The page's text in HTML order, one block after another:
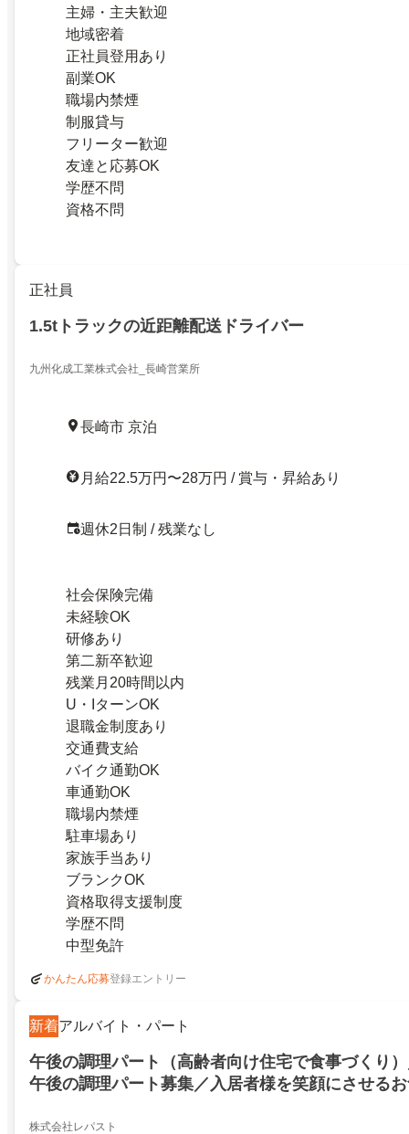
主婦・主夫歓迎
地域密着
正社員登用あり
副業OK
職場内禁煙
制服貸与
フリーター歓迎
友達と応募OK
学歴不問
資格不問
正社員
1.5tトラックの近距離配送ドライバー
九州化成工業株式会社_長崎営業所
長崎市 京泊
月給22.5万円〜28万円 / 賞与・昇給あり
週休2日制 / 残業なし
社会保険完備
未経験OK
研修あり
第二新卒歓迎
残業月20時間以内
U・IターンOK
退職金制度あり
交通費支給
バイク通勤OK
車通勤OK
職場内禁煙
駐車場あり
家族手当あり
ブランクOK
資格取得支援制度
学歴不問
中型免許
かんたん応募登録エントリー
新着アルバイト・パート
午後の調理パート（高齢者向け住宅で食事づくり
午後の調理パート募集／入居者様を笑顔にさせる
株式会社レパスト